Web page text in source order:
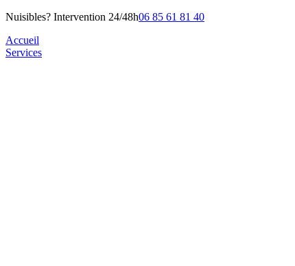
Nuisibles? Intervention 24/48h06 85 61 81 40
Accueil
Services